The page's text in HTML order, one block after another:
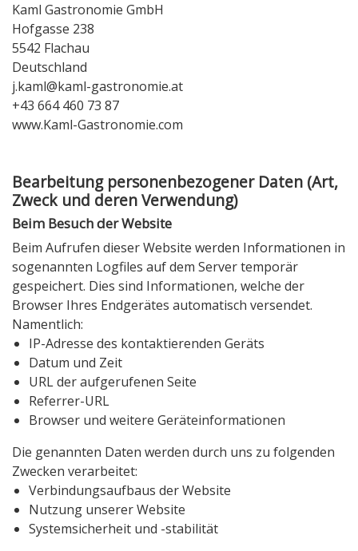
Kaml Gastronomie GmbH
Hofgasse 238
5542 Flachau
Deutschland
j.kaml@kaml-gastronomie.at
+43 664 460 73 87
www.Kaml-Gastronomie.com
Bearbeitung personenbezogener Daten (Art,
Zweck und deren Verwendung)
Beim Besuch der Website
Beim Aufrufen dieser Website werden Informationen in
sogenannten Logfiles auf dem Server temporär
gespeichert. Dies sind Informationen, welche der
Browser Ihres Endgerätes automatisch versendet.
Namentlich:
IP-Adresse des kontaktierenden Geräts
Datum und Zeit
URL der aufgerufenen Seite
Referrer-URL
Browser und weitere Geräteinformationen
Die genannten Daten werden durch uns zu folgenden
Zwecken verarbeitet:
Verbindungsaufbaus der Website
Nutzung unserer Website
Systemsicherheit und -stabilität